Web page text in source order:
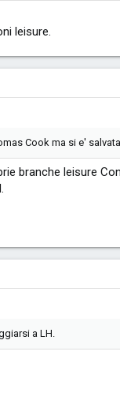
leisure.
Cook ma si e'
branche leisure
a LH.